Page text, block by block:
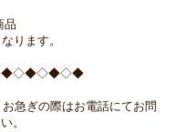
品
ります。
急ぎの際はお電話にてお問
。